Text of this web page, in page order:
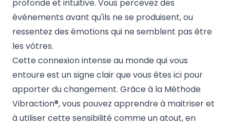
profonde et intuitive. Vous percevez des
événements avant qu'ils ne se produisent, ou
ressentez des émotions qui ne semblent pas être
les vôtres.
Cette connexion intense au monde qui vous
entoure est un signe clair que vous êtes ici pour
apporter du changement. Grâce à la Méthode
Vibraction®, vous pouvez apprendre à maitriser et
à utiliser cette sensibilité comme un atout, en